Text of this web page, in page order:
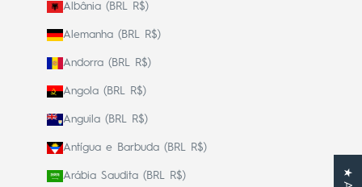
Albânia (BRL R$)
Alemanha (BRL R$)
Andorra (BRL R$)
Angola (BRL R$)
Anguila (BRL R$)
Antígua e Barbuda (BRL R$)
Arábia Saudita (BRL R$)